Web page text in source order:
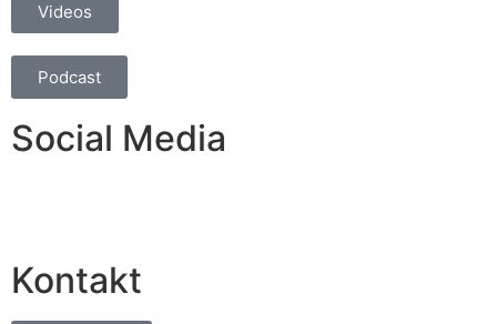
Videos
Podcast
Social Media
Kontakt